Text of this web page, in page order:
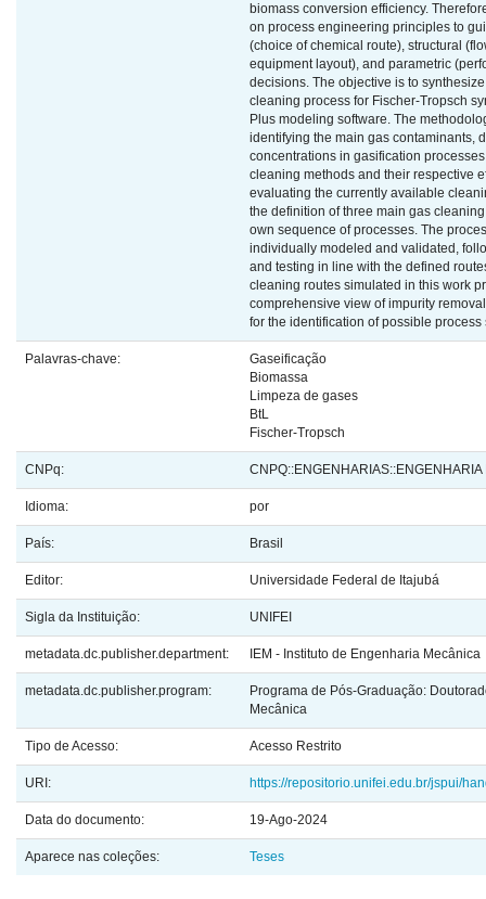
biomass conversion efficiency.
on process engineering principles to
(choice of chemical route), structural
equipment layout), and parametric
decisions. The objective is to
cleaning process for Fischer-Tropsch
Plus modeling software. The
identifying the main gas contaminants,
concentrations in gasification
cleaning methods and their respective
evaluating the currently available
the definition of three main gas
own sequence of processes. The
individually modeled and validated,
and testing in line with the defined
cleaning routes simulated in this work
comprehensive view of impurity
for the identification of possible process
Palavras-chave:
Gaseificação
Biomassa
Limpeza de gases
BtL
Fischer-Tropsch
CNPq: CNPQ::ENGENHARIAS::ENGENHARIA
Idioma: por
País: Brasil
Editor: Universidade Federal de Itajubá
Sigla da Instituição: UNIFEI
metadata.dc.publisher.department: IEM - Instituto de Engenharia Mecânica
metadata.dc.publisher.program:
Programa de Pós-Graduação:
Mecânica
Tipo de Acesso: Acesso Restrito
URI: https://repositorio.unifei.edu.br/jspui/
Data do documento: 19-Ago-2024
Aparece nas coleções: Teses